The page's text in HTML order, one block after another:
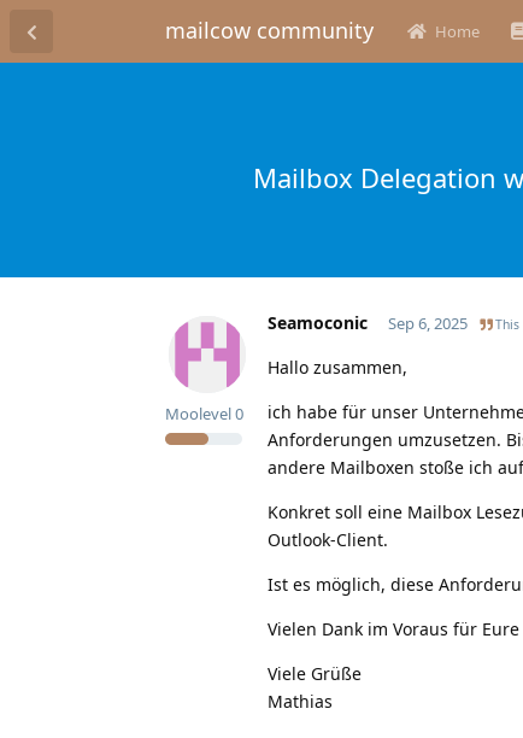
mailcow community Home
Mailbox Delegation
Seamoconic
Moolevel0
Sep 6, 2025
Hallo zusammen,
ich habe für unser
Anforderungen umzusetzen.
andere Mailboxen stoße ich
Konkret soll eine Mailbox
Outlook-Client.
Ist es möglich, diese
Vielen Dank im Voraus für
Viele Grüße
Mathias